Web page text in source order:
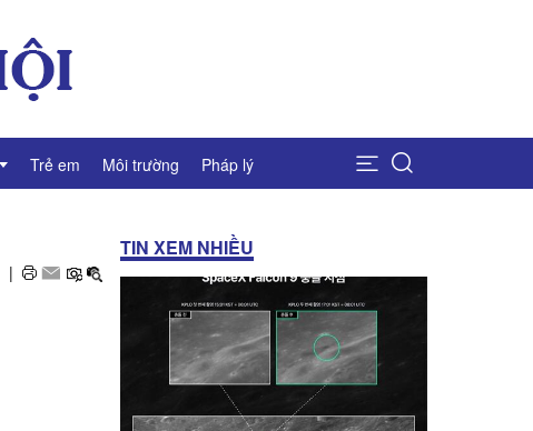
Trẻ em Môi trường Pháp lý
|
TIN XEM NHIỀU